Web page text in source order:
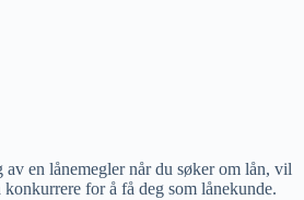
en lånemegler når du søker om lån, vil
for å få deg som lånekunde.